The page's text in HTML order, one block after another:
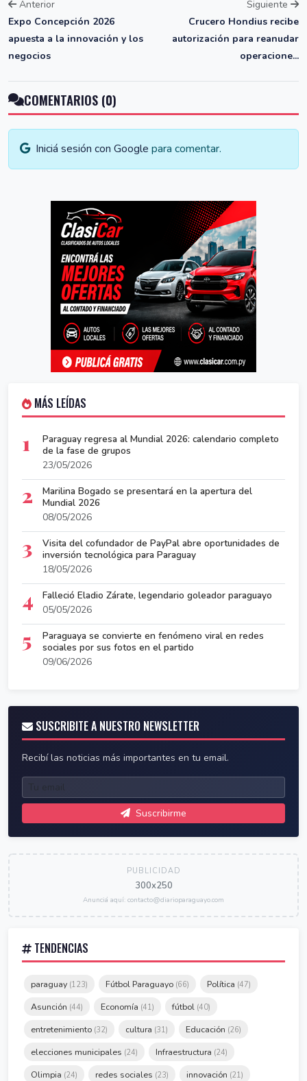
Anterior
Expo Concepción 2026
apuesta a la innovación y los
negocios
Siguiente
Crucero Hondius recibe
autorización para reanudar
operacione...
COMENTARIOS (0)
Iniciá sesión con Google para comentar.
MÁS LEÍDAS
1
Paraguay regresa al Mundial 2026: calendario completo
de la fase de grupos
23/05/2026
2
Marilina Bogado se presentará en la apertura del
Mundial 2026
08/05/2026
3
Visita del cofundador de PayPal abre oportunidades de
inversión tecnológica para Paraguay
18/05/2026
4
Falleció Eladio Zárate, legendario goleador paraguayo
05/05/2026
5
Paraguaya se convierte en fenómeno viral en redes
sociales por sus fotos en el partido
09/06/2026
SUSCRIBITE A NUESTRO NEWSLETTER
Recibí las noticias más importantes en tu email.
Suscribirme
PUBLICIDAD
300x250
Anunciá aquí: contacto@diarioparaguayo.com
TENDENCIAS
paraguay (123) Fútbol Paraguayo (66) Política (47)
Asunción (44) Economía (41) fútbol (40)
entretenimiento (32) cultura (31) Educación (26)
elecciones municipales (24) Infraestructura (24)
Olimpia (24) redes sociales (23) innovación (21)